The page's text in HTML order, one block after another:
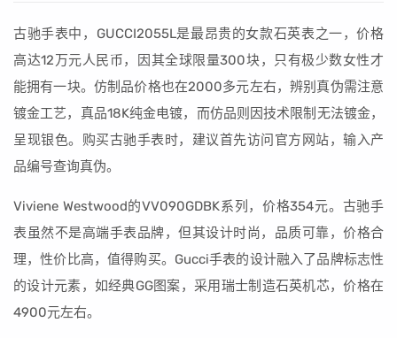
古驰手表中，GUCCI2055L是最昂贵的女款石英表之一，价格
高达12万元人民币，因其全球限量300块，只有极少数女性才
能拥有一块。仿制品价格也在2000多元左右，辨别真伪需注意
镀金工艺，真品18K纯金电镀，而仿品则因技术限制无法镀金，
呈现银色。购买古驰手表时，建议首先访问官方网站，输入产
品编号查询真伪。
Viviene Westwood的VV090GDBK系列，价格354元。古驰手
表虽然不是高端手表品牌，但其设计时尚，品质可靠，价格合
理，性价比高，值得购买。Gucci手表的设计融入了品牌标志性
的设计元素，如经典GG图案，采用瑞士制造石英机芯，价格在
4900元左右。